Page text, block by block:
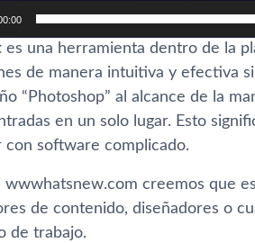
es una herramienta dentro de la
de manera intuitiva y efectiva
“Photoshop” al alcance de la
en un solo lugar. Esto
con software complicado.
wwwhatsnew.com creemos que
de contenido, diseñadores o
de trabajo.